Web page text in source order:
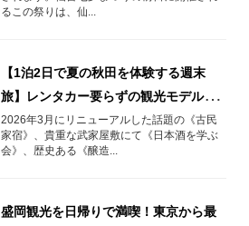
るこの祭りは、仙...
【1泊2日で夏の秋田を体験する週末
旅】レンタカー要らずの観光モデルコ
ースを紹介します
2026年3月にリニューアルした話題の《古民
家宿》、貴重な武家屋敷にて《日本酒を学ぶ
会》、歴史ある《醸造...
盛岡観光を日帰りで満喫！東京から最